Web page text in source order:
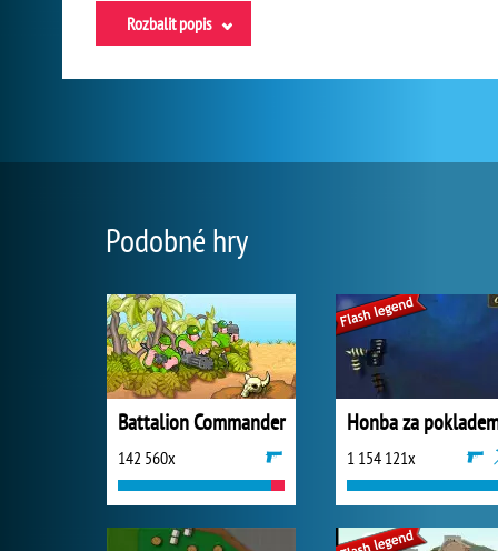
Rozbalit popis
Podobné hry
Battalion Commander
142 560x
Honba za
1 154 121x